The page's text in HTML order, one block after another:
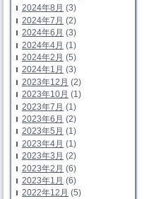
2024年8月 (3)
2024年7月 (2)
2024年6月 (3)
2024年4月 (1)
2024年2月 (5)
2024年1月 (3)
2023年12月 (2)
2023年10月 (1)
2023年7月 (1)
2023年6月 (2)
2023年5月 (1)
2023年4月 (1)
2023年3月 (2)
2023年2月 (6)
2023年1月 (6)
2022年12月 (5)